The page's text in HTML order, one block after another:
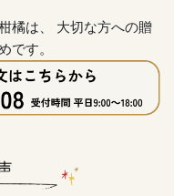
橘は、 大切な方への贈
です。